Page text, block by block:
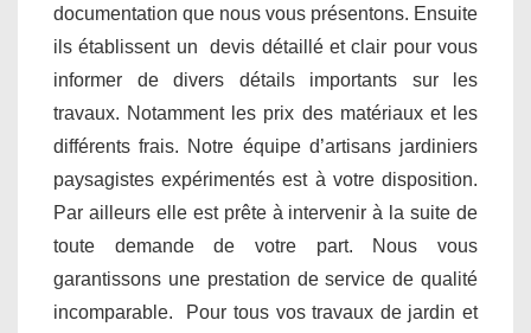
documentation que nous vous présentons. Ensuite
ils établissent un devis détaillé et clair pour vous
informer de divers détails importants sur les
travaux. Notamment les prix des matériaux et les
différents frais. Notre équipe d’artisans jardiniers
paysagistes expérimentés est à votre disposition.
Par ailleurs elle est prête à intervenir à la suite de
toute demande de votre part. Nous vous
garantissons une prestation de service de qualité
incomparable. Pour tous vos travaux de jardin et